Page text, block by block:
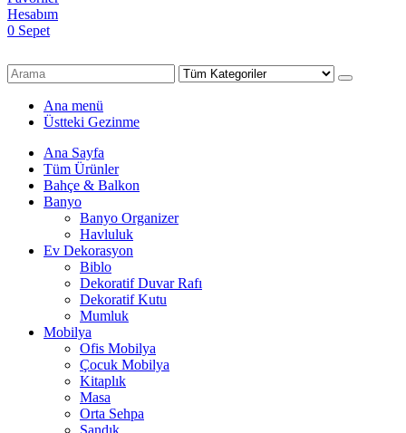
Hesabım
0 Sepet
Ana menü
Üstteki Gezinme
Ana Sayfa
Tüm Ürünler
Bahçe & Balkon
Banyo
Banyo Organizer
Havluluk
Ev Dekorasyon
Biblo
Dekoratif Duvar Rafı
Dekoratif Kutu
Mumluk
Mobilya
Ofis Mobilya
Çocuk Mobilya
Kitaplık
Masa
Orta Sehpa
Sandık